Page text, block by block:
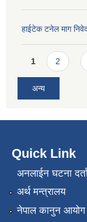
हाईटेक टनेल माग
Pages
1 2
अन्य
Quick Link
अनलाईन घटना
अर्थ मन्त्रालय
नेपाल कानुन आयोग